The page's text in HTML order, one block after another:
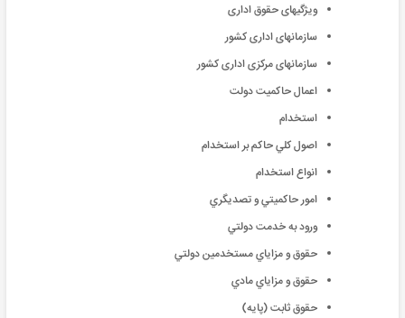
ویژگیهای حقوق اداری
سازمانهای اداری کشور
سازمانهای مرکزی اداری کشور
اعمال حاکميت دولت
استخدام
اصول كلي حاكم بر استخدام
انواع استخدام
امور حاكميتي و تصديگري
ورود به خدمت دولتي
حقوق و مزاياي مستخدمين دولتي
حقوق و مزاياي مادي
حقوق ثابت (پايه)